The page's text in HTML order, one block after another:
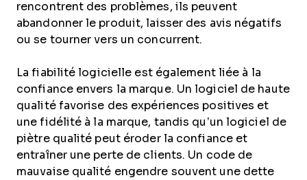
rencontrent des problèmes, ils peuvent
abandonner le produit, laisser des avis négatifs
ou se tourner vers un concurrent.
La fiabilité logicielle est également liée à la
confiance envers la marque. Un logiciel de haute
qualité favorise des expériences positives et
une fidélité à la marque, tandis qu’un logiciel de
piètre qualité peut éroder la confiance et
entraîner une perte de clients. Un code de
mauvaise qualité engendre souvent une dette